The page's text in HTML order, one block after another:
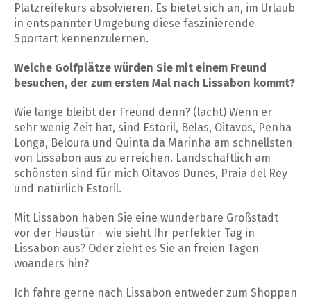
Platzreifekurs absolvieren. Es bietet sich an, im Urlaub
in entspannter Umgebung diese faszinierende
Sportart kennenzulernen.
Welche Golfplätze würden Sie mit einem Freund
besuchen, der zum ersten Mal nach Lissabon kommt?
Wie lange bleibt der Freund denn? (lacht) Wenn er
sehr wenig Zeit hat, sind Estoril, Belas, Oitavos, Penha
Longa, Beloura und Quinta da Marinha am schnellsten
von Lissabon aus zu erreichen. Landschaftlich am
schönsten sind für mich Oitavos Dunes, Praia del Rey
und natürlich Estoril.
Mit Lissabon haben Sie eine wunderbare Großstadt
vor der Haustür - wie sieht Ihr perfekter Tag in
Lissabon aus? Oder zieht es Sie an freien Tagen
woanders hin?
Ich fahre gerne nach Lissabon entweder zum Shoppen